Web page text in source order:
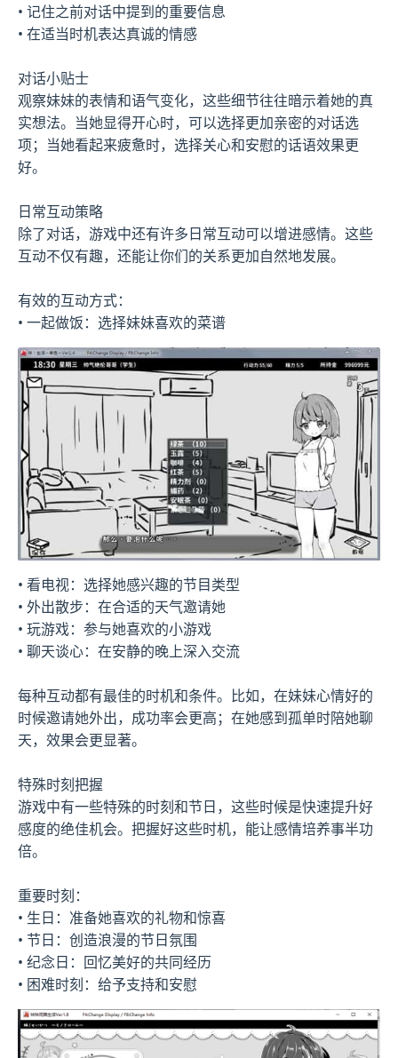
• 记住之前对话中提到的重要信息
• 在适当时机表达真诚的情感
对话小贴士
观察妹妹的表情和语气变化，这些细节往往暗示着她的真
实想法。当她显得开心时，可以选择更加亲密的对话选
项；当她看起来疲惫时，选择关心和安慰的话语效果更
好。
日常互动策略
除了对话，游戏中还有许多日常互动可以增进感情。这些
互动不仅有趣，还能让你们的关系更加自然地发展。
有效的互动方式：
• 一起做饭：选择妹妹喜欢的菜谱
• 看电视：选择她感兴趣的节目类型
• 外出散步：在合适的天气邀请她
• 玩游戏：参与她喜欢的小游戏
• 聊天谈心：在安静的晚上深入交流
每种互动都有最佳的时机和条件。比如，在妹妹心情好的
时候邀请她外出，成功率会更高；在她感到孤单时陪她聊
天，效果会更显著。
特殊时刻把握
游戏中有一些特殊的时刻和节日，这些时候是快速提升好
感度的绝佳机会。把握好这些时机，能让感情培养事半功
倍。
重要时刻：
• 生日：准备她喜欢的礼物和惊喜
• 节日：创造浪漫的节日氛围
• 纪念日：回忆美好的共同经历
• 困难时刻：给予支持和安慰